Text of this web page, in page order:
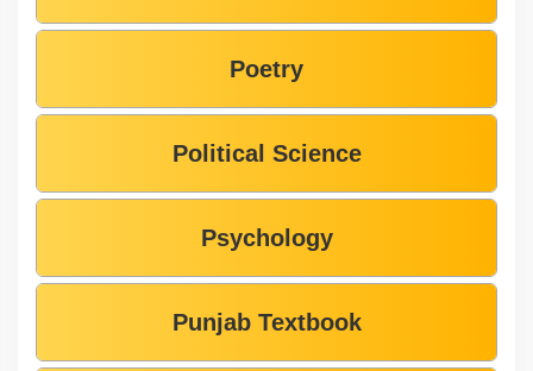
Poetry
Political Science
Psychology
Punjab Textbook